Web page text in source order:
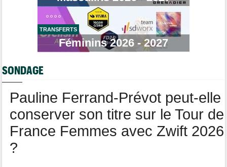
Tour de France Femmes
Niedermaier : "On savait que Kasia pouvait suivre Demi"
Tour de France Femmes
Puck Pieterse : "Désormais, je vise le maillot à pois..."
TRANSFERTS
Féminins 2026 - 2027
SONDAGE
Pauline Ferrand-Prévot peut-elle
conserver son titre sur le Tour de
France Femmes avec Zwift 2026
?